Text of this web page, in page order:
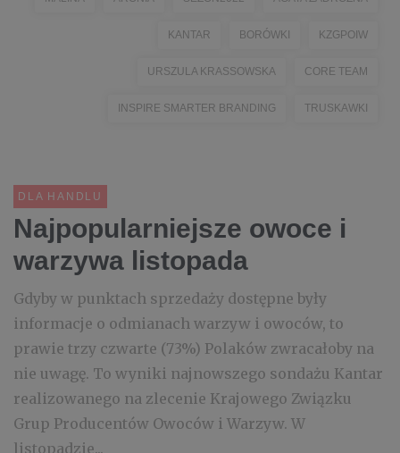
KANTAR BORÓWKI KZGPOIW
URSZULA KRASSOWSKA CORE TEAM
INSPIRE SMARTER BRANDING TRUSKAWKI
DLA HANDLU
Najpopularniejsze owoce i
warzywa listopada
Gdyby w punktach sprzedaży dostępne były
informacje o odmianach warzyw i owoców, to
prawie trzy czwarte (73%) Polaków zwracałoby na
nie uwagę. To wyniki najnowszego sondażu Kantar
realizowanego na zlecenie Krajowego Związku
Grup Producentów Owoców i Warzyw. W
listopadzie...